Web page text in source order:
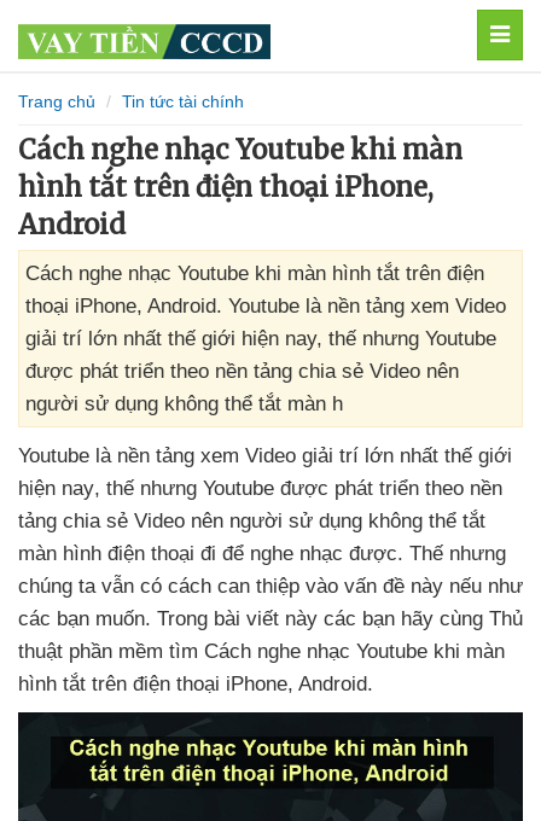
Trang chủ Tin tức tài chính
Cách nghe nhạc Youtube khi màn
hình tắt trên điện thoại iPhone,
Android
Cách nghe nhạc Youtube khi màn hình tắt trên điện
thoại iPhone, Android. Youtube là nền tảng xem Video
giải trí lớn nhất thế giới hiện nay, thế nhưng Youtube
được phát triển theo nền tảng chia sẻ Video nên
người sử dụng không thể tắt màn h
Youtube là nền tảng xem Video giải trí lớn nhất thế giới
hiện nay, thế nhưng Youtube được phát triển theo nền
tảng chia sẻ Video nên người sử dụng không thể tắt
màn hình điện thoại đi để nghe nhạc được. Thế nhưng
chúng ta vẫn có cách can thiệp vào vấn đề này nếu như
các bạn muốn. Trong bài viết này các bạn hãy cùng Thủ
thuật phần mềm tìm Cách nghe nhạc Youtube khi màn
hình tắt trên điện thoại iPhone, Android.